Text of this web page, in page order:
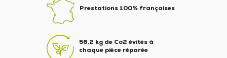
Prestations 100% françaises
56,2 kg de Co2 évités à
chaque pièce réparée